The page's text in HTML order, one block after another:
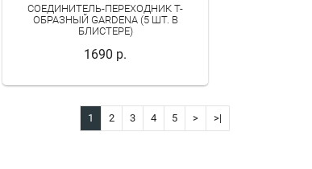
СОЕДИНИТЕЛЬ-ПЕРЕХОДНИК Т-
ОБРАЗНЫЙ GARDENA (5 ШТ. В
БЛИСТЕРЕ)
1690 р.
1 2 3 4 5 > >|